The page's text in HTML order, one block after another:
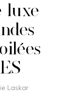
luxe
Laskar